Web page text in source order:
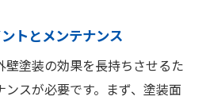
トとメンテナンス
塗装の効果を長持ちさせるた
スが必要です。まず、塗装面